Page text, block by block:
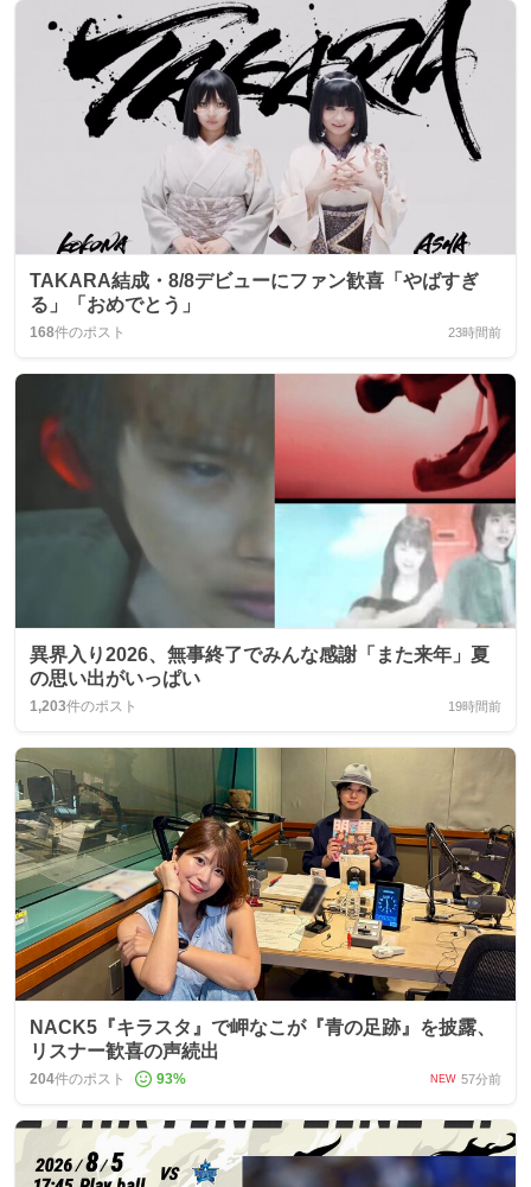
TAKARA結成・8/8デビューにファン歓喜「やばすぎ
る」「おめでとう」
168件のポスト 23時間前
異界入り2026、無事終了でみんな感謝「また来年」夏
の思い出がいっぱい
1,203件のポスト 19時間前
NACK5『キラスタ』で岬なこが『青の足跡』を披露、
リスナー歓喜の声続出
204件のポスト 93% NEW 57分前